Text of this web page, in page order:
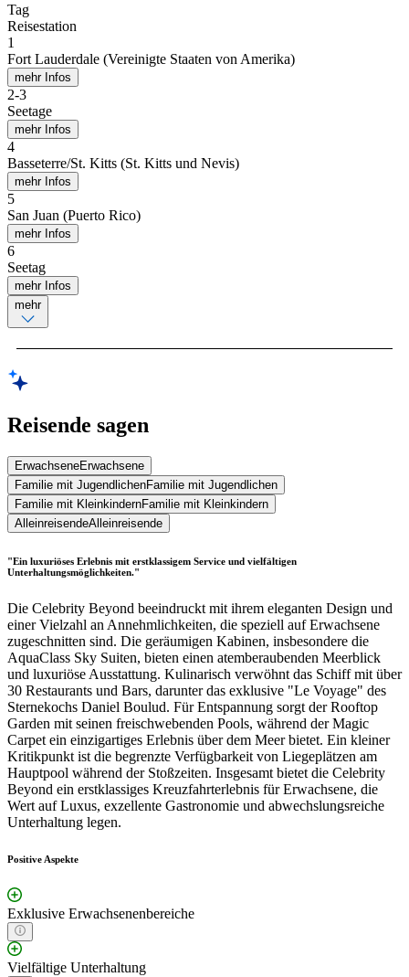
Tag
Reisestation
1
Fort Lauderdale (Vereinigte Staaten von Amerika)
mehr Infos
2-3
Seetage
mehr Infos
4
Basseterre/St. Kitts (St. Kitts und Nevis)
mehr Infos
5
San Juan (Puerto Rico)
mehr Infos
6
Seetag
mehr Infos
mehr
Reisende sagen
ErwachseneErwachsene
Familie mit JugendlichenFamilie mit Jugendlichen
Familie mit KleinkindernFamilie mit Kleinkindern
AlleinreisendeAlleinreisende
"Ein luxuriöses Erlebnis mit erstklassigem Service und vielfältigen
Unterhaltungsmöglichkeiten."
Die Celebrity Beyond beeindruckt mit ihrem eleganten Design und
einer Vielzahl an Annehmlichkeiten, die speziell auf Erwachsene
zugeschnitten sind. Die geräumigen Kabinen, insbesondere die
AquaClass Sky Suiten, bieten einen atemberaubenden Meerblick
und luxuriöse Ausstattung. Kulinarisch verwöhnt das Schiff mit über
30 Restaurants und Bars, darunter das exklusive "Le Voyage" des
Sternekochs Daniel Boulud. Für Entspannung sorgt der Rooftop
Garden mit seinen freischwebenden Pools, während der Magic
Carpet ein einzigartiges Erlebnis über dem Meer bietet. Ein kleiner
Kritikpunkt ist die begrenzte Verfügbarkeit von Liegeplätzen am
Hauptpool während der Stoßzeiten. Insgesamt bietet die Celebrity
Beyond ein erstklassiges Kreuzfahrterlebnis für Erwachsene, die
Wert auf Luxus, exzellente Gastronomie und abwechslungsreiche
Unterhaltung legen.
Positive Aspekte
Exklusive Erwachsenenbereiche
Vielfältige Unterhaltung